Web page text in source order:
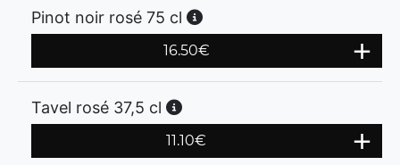
Pinot noir rosé 75 cl
16.50€
Tavel rosé 37,5 cl
11.10€